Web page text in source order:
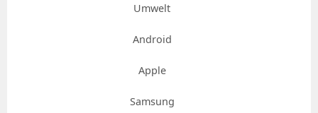
Umwelt
Android
Apple
Samsung